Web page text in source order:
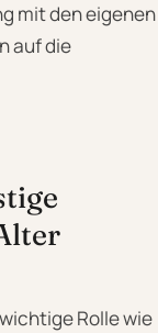
mit den eigenen
auf die
Rolle wie